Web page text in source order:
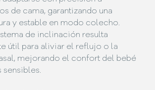
de cama, garantizando una
y estable en modo colecho.
de inclinación resulta
útil para aliviar el reflujo o la
mejorando el confort del bebé
sensibles.